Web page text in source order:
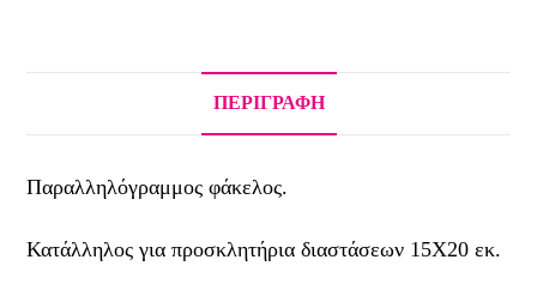
ΠΕΡΙΓΡΑΦΉ
Παραλληλόγραμμος φάκελος.
Κατάλληλος για προσκλητήρια διαστάσεων 15Χ20 εκ.